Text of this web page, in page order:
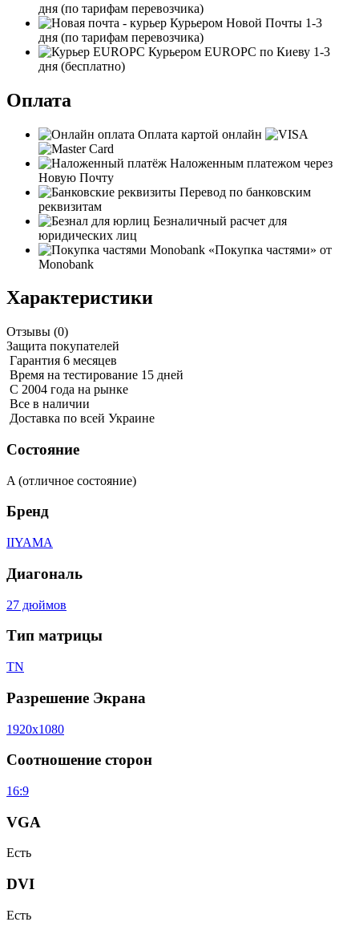
дня (по тарифам перевозчика)
Курьером Новой Почты 1-3
дня (по тарифам перевозчика)
Курьером EUROPC по Киеву 1-3
дня (бесплатно)
Оплата
Оплата картой онлайн
Наложенным платежом через
Новую Почту
Перевод по банковским
реквизитам
Безналичный расчет для
юридических лиц
«Покупка частями» от
Monobank
Характеристики
Отзывы (0)
Защита покупателей
Гарантия 6 месяцев
Время на тестирование 15 дней
С 2004 года на рынке
Все в наличии
Доставка по всей Украине
Состояние
A (отличное состояние)
Бренд
IIYAMA
Диагональ
27 дюймов
Тип матрицы
TN
Разрешение Экрана
1920x1080
Соотношение сторон
16:9
VGA
Есть
DVI
Есть